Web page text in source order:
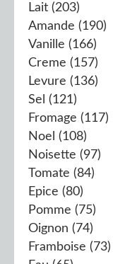
Lait (203)
Amande (190)
Vanille (166)
Creme (157)
Levure (136)
Sel (121)
Fromage (117)
Noel (108)
Noisette (97)
Tomate (84)
Epice (80)
Pomme (75)
Oignon (74)
Framboise (73)